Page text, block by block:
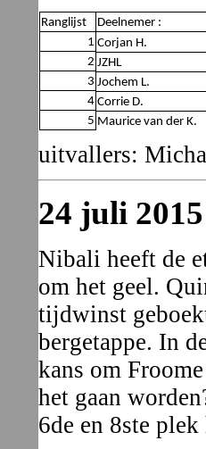
Ranglijst
Deelnemer :
1 Corjan H.
2 JZHL
3 Jochem L.
4 Corrie D.
5 Maurice van der K.
uitvallers:
24 juli
Nibali heeft de
om het geel.
tijdwinst
bergetappe. In
kans om
het gaan
6de en 8ste